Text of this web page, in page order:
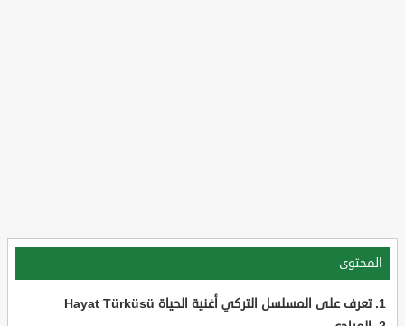
المحتوى
تعرف على المسلسل التركي أغنية الحياة Hayat Türküsü